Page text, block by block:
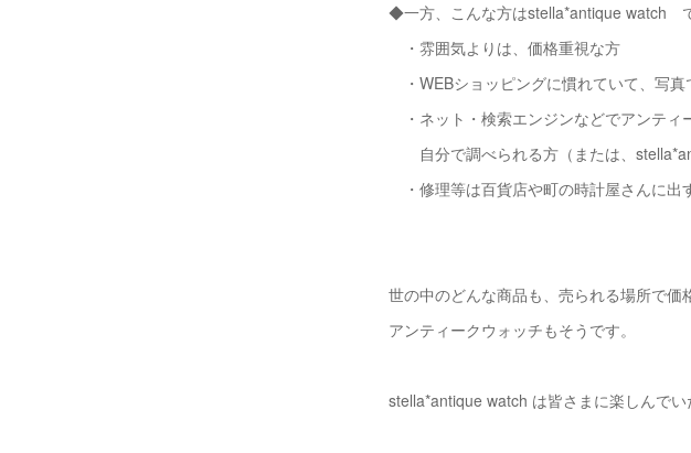
◆一方、こんな方はstella*antique watch
・雰囲気よりは、価格重視な方
・WEBショッピングに慣れていて、写
・ネット・検索エンジンなどでアンティ
自分で調べられる方（または、
・修理等は百貨店や町の時計屋さんに出
世の中のどんな商品も、売られる場所で価
アンティークウォッチもそうです。
stella*antique watch は皆さまに楽しんで